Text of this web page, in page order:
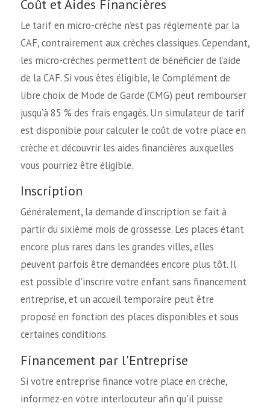
Coût et Aides Financières
Le tarif en micro-crèche n’est pas réglementé par la
CAF, contrairement aux crèches classiques. Cependant,
les micro-crèches permettent de bénéficier de l’aide
de la CAF. Si vous êtes éligible, le Complément de
libre choix de Mode de Garde (CMG) peut rembourser
jusqu’à 85 % des frais engagés. Un simulateur de tarif
est disponible pour calculer le coût de votre place en
crèche et découvrir les aides financières auxquelles
vous pourriez être éligible.
Inscription
Généralement, la demande d’inscription se fait à
partir du sixième mois de grossesse. Les places étant
encore plus rares dans les grandes villes, elles
peuvent parfois être demandées encore plus tôt. Il
est possible d'inscrire votre enfant sans financement
entreprise, et un accueil temporaire peut être
proposé en fonction des places disponibles et sous
certaines conditions.
Financement par l'Entreprise
Si votre entreprise finance votre place en crèche,
informez-en votre interlocuteur afin qu'il puisse